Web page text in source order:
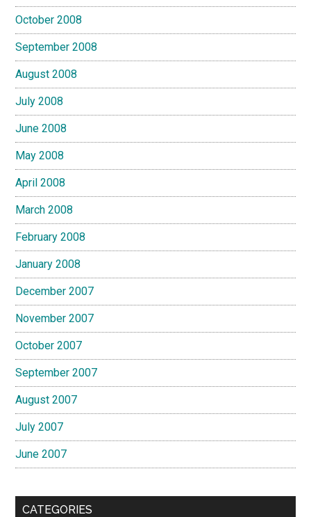
October 2008
September 2008
August 2008
July 2008
June 2008
May 2008
April 2008
March 2008
February 2008
January 2008
December 2007
November 2007
October 2007
September 2007
August 2007
July 2007
June 2007
CATEGORIES